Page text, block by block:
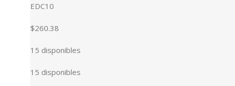
EDC10
$260.38
15 disponibles
15 disponibles